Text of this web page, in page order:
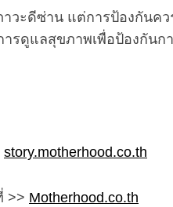
าวะดีซ่าน แต่การป้องกันค
รดูแลสุขภาพเพื่อป้องกันก
story.motherhood.co.th
>> Motherhood.co.th